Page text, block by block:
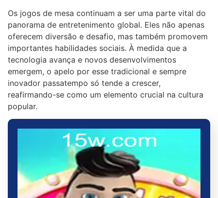
Os jogos de mesa continuam a ser uma parte vital do
panorama de entretenimento global. Eles não apenas
oferecem diversão e desafio, mas também promovem
importantes habilidades sociais. À medida que a
tecnologia avança e novos desenvolvimentos
emergem, o apelo por esse tradicional e sempre
inovador passatempo só tende a crescer,
reafirmando-se como um elemento crucial na cultura
popular.